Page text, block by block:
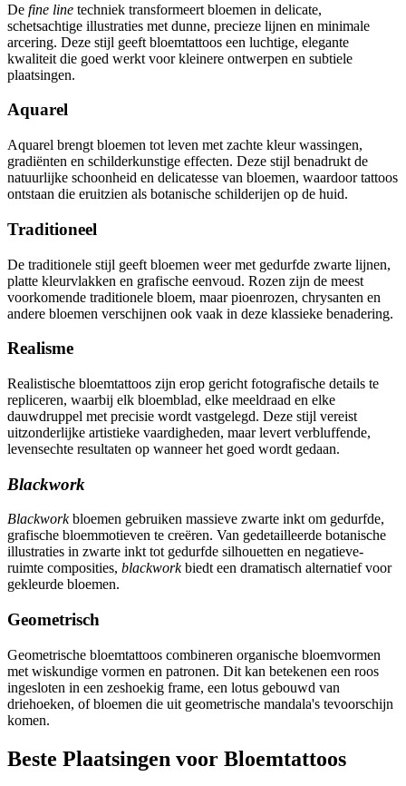
De fine line techniek transformeert bloemen in delicate,
schetsachtige illustraties met dunne, precieze lijnen en minimale
arcering. Deze stijl geeft bloemtattoos een luchtige, elegante
kwaliteit die goed werkt voor kleinere ontwerpen en subtiele
plaatsingen.
Aquarel
Aquarel brengt bloemen tot leven met zachte kleur wassingen,
gradiënten en schilderkunstige effecten. Deze stijl benadrukt de
natuurlijke schoonheid en delicatesse van bloemen, waardoor tattoos
ontstaan die eruitzien als botanische schilderijen op de huid.
Traditioneel
De traditionele stijl geeft bloemen weer met gedurfde zwarte lijnen,
platte kleurvlakken en grafische eenvoud. Rozen zijn de meest
voorkomende traditionele bloem, maar pioenrozen, chrysanten en
andere bloemen verschijnen ook vaak in deze klassieke benadering.
Realisme
Realistische bloemtattoos zijn erop gericht fotografische details te
repliceren, waarbij elk bloemblad, elke meeldraad en elke
dauwdruppel met precisie wordt vastgelegd. Deze stijl vereist
uitzonderlijke artistieke vaardigheden, maar levert verbluffende,
levensechte resultaten op wanneer het goed wordt gedaan.
Blackwork
Blackworkbloemen gebruiken massieve zwarte inkt om gedurfde,
grafische bloemmotieven te creëren. Van gedetailleerde botanische
illustraties in zwarte inkt tot gedurfde silhouetten en negatieve-
ruimte composities, blackworkbiedt een dramatisch alternatief voor
gekleurde bloemen.
Geometrisch
Geometrische bloemtattoos combineren organische bloemvormen
met wiskundige vormen en patronen. Dit kan betekenen een roos
ingesloten in een zeshoekig frame, een lotus gebouwd van
driehoeken, of bloemen die uit geometrische mandala's tevoorschijn
komen.
Beste Plaatsingen voor Bloemtattoos